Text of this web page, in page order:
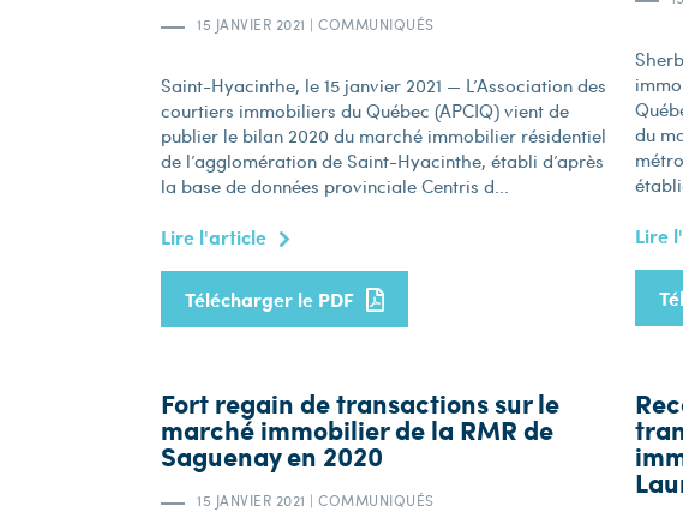
15 JANVIER 2021 | COMMUNIQUÉS
Saint-Hyacinthe, le 15 janvier 2021 — L’Association des
courtiers immobiliers du Québec (APCIQ) vient de
publier le bilan 2020 du marché immobilier résidentiel
de l’agglomération de Saint-Hyacinthe, établi d’après
la base de données provinciale Centris d...
Lire l'article
Télécharger le PDF
du
Lire
Fort regain de transactions sur le
marché immobilier de la RMR de
Saguenay en 2020
15 JANVIER 2021 | COMMUNIQUÉS